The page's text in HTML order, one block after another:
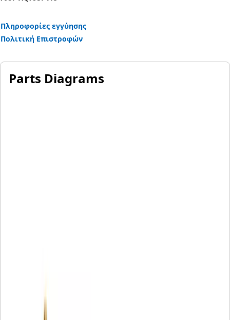
Πληροφορίες εγγύησης
Πολιτική Επιστροφών
Parts Diagrams